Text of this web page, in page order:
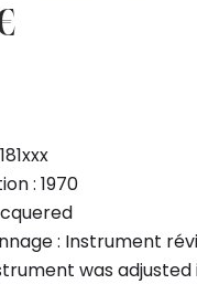
: 1970
: Instrument
was